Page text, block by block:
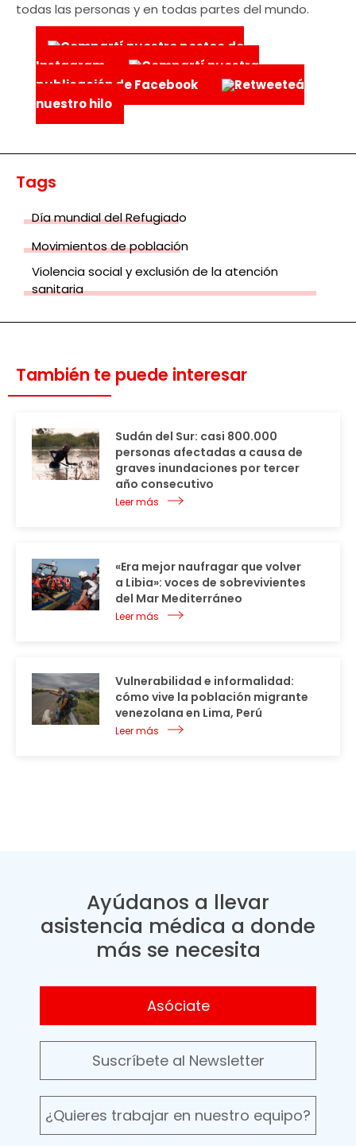
todas las personas y en todas partes del mundo.
Compartí nuestro posteo de
Instagram
Compartí nuestra
publicación de Facebook
Retweeteá
nuestro hilo
Tags
Día mundial del Refugiado
Movimientos de población
Violencia social y exclusión de la atención
sanitaria
También te puede interesar
Sudán del Sur: casi 800.000
personas afectadas a causa de
graves inundaciones por tercer
año consecutivo
Leer más
«Era mejor naufragar que volver
a Libia»: voces de sobrevivientes
del Mar Mediterráneo
Leer más
Vulnerabilidad e informalidad:
cómo vive la población migrante
venezolana en Lima, Perú
Leer más
Ayúdanos a llevar
asistencia médica a donde
más se necesita
Asóciate
Suscríbete al Newsletter
¿Quieres trabajar en nuestro equipo?